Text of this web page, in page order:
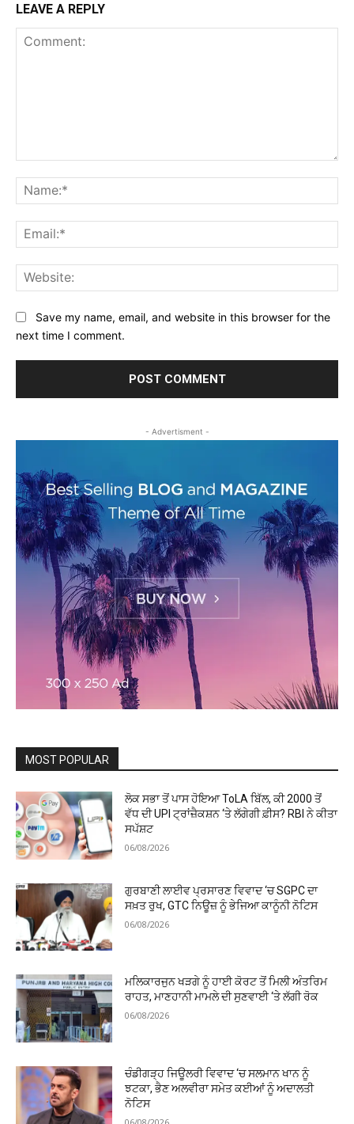
LEAVE A REPLY
Save my name, email, and website in this browser for the
next time I comment.
- Advertisment -
MOST POPULAR
ਲੋਕ ਸਭਾ ਤੋਂ ਪਾਸ ਹੋਇਆ ToLA ਬਿੱਲ, ਕੀ ₹2000 ਤੋਂ
ਵੱਧ ਦੀ UPI ਟ੍ਰਾਂਜ਼ੈਕਸ਼ਨ ‘ਤੇ ਲੱਗੇਗੀ ਫ਼ੀਸ? RBI ਨੇ ਕੀਤਾ
ਸਪੱਸ਼ਟ
06/08/2026
ਗੁਰਬਾਣੀ ਲਾਈਵ ਪ੍ਰਸਾਰਣ ਵਿਵਾਦ ‘ਚ SGPC ਦਾ
ਸਖ਼ਤ ਰੁਖ, GTC ਨਿਊਜ਼ ਨੂੰ ਭੇਜਿਆ ਕਾਨੂੰਨੀ ਨੋਟਿਸ
06/08/2026
ਮਲਿਕਾਰਜੁਨ ਖੜਗੇ ਨੂੰ ਹਾਈ ਕੋਰਟ ਤੋਂ ਮਿਲੀ ਅੰਤਰਿਮ
ਰਾਹਤ, ਮਾਣਹਾਨੀ ਮਾਮਲੇ ਦੀ ਸੁਣਵਾਈ ‘ਤੇ ਲੱਗੀ ਰੋਕ
06/08/2026
ਚੰਡੀਗੜ੍ਹ ਜਿਊਲਰੀ ਵਿਵਾਦ ‘ਚ ਸਲਮਾਨ ਖਾਨ ਨੂੰ
ਝਟਕਾ, ਭੈਣ ਅਲਵੀਰਾ ਸਮੇਤ ਕਈਆਂ ਨੂੰ ਅਦਾਲਤੀ
ਨੋਟਿਸ